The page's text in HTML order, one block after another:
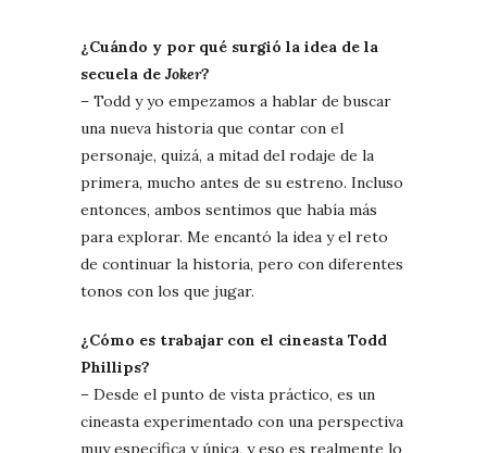
¿Cuándo y por qué surgió la idea de la
secuela de Joker?
– Todd y yo empezamos a hablar de buscar
una nueva historia que contar con el
personaje, quizá, a mitad del rodaje de la
primera, mucho antes de su estreno. Incluso
entonces, ambos sentimos que había más
para explorar. Me encantó la idea y el reto
de continuar la historia, pero con diferentes
tonos con los que jugar.
¿Cómo es trabajar con el cineasta Todd
Phillips?
– Desde el punto de vista práctico, es un
cineasta experimentado con una perspectiva
muy específica y única, y eso es realmente lo